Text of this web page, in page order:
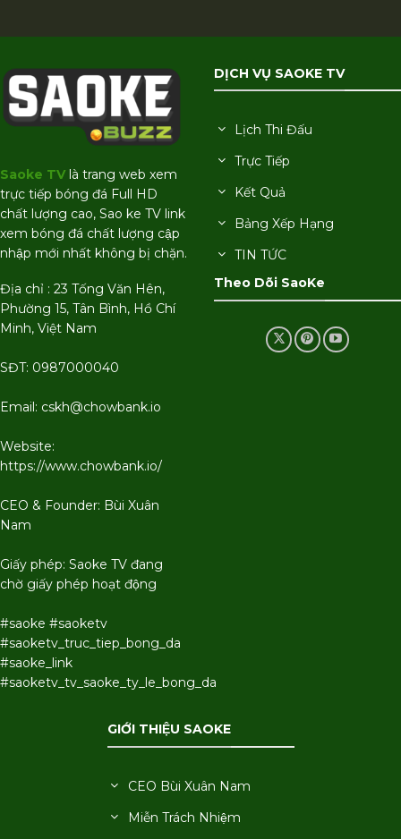
Saoke TVlà trang web xem
trực tiếp bóng đá Full HD
chất lượng cao, Sao ke TV link
xem bóng đá chất lượng cập
nhập mới nhất không bị chặn.
Địa chỉ : 23 Tống Văn Hên,
Phường 15, Tân Bình, Hồ Chí
Minh, Việt Nam
SĐT: 0987000040
Email: cskh@chowbank.io
Website:
https://www.chowbank.io/
CEO & Founder: Bùi Xuân
Nam
Giấy phép: Saoke TV đang
chờ giấy phép hoạt động
#saoke #saoketv
#saoketv_truc_tiep_bong_da
#saoke_link
#saoketv_tv_saoke_ty_le_bong_da
DỊCH VỤ SAOKE TV
Lịch Thi Đấu
Trực Tiếp
Kết Quả
Bảng Xếp Hạng
TIN TỨC
Theo Dõi SaoKe
GIỚI THIỆU SAOKE
CEO Bùi Xuân Nam
Miễn Trách Nhiệm